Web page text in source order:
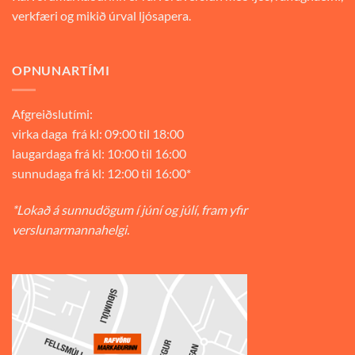
verkfæri og mikið úrval ljósapera.
OPNUNARTÍMI
Afgreiðslutími:
virka daga frá kl: 09:00 til 18:00
laugardaga frá kl: 10:00 til 16:00
sunnudaga frá kl: 12:00 til 16:00*
*Lokað á sunnudögum í júní og júlí, fram yfir
verslunarmannahelgi.